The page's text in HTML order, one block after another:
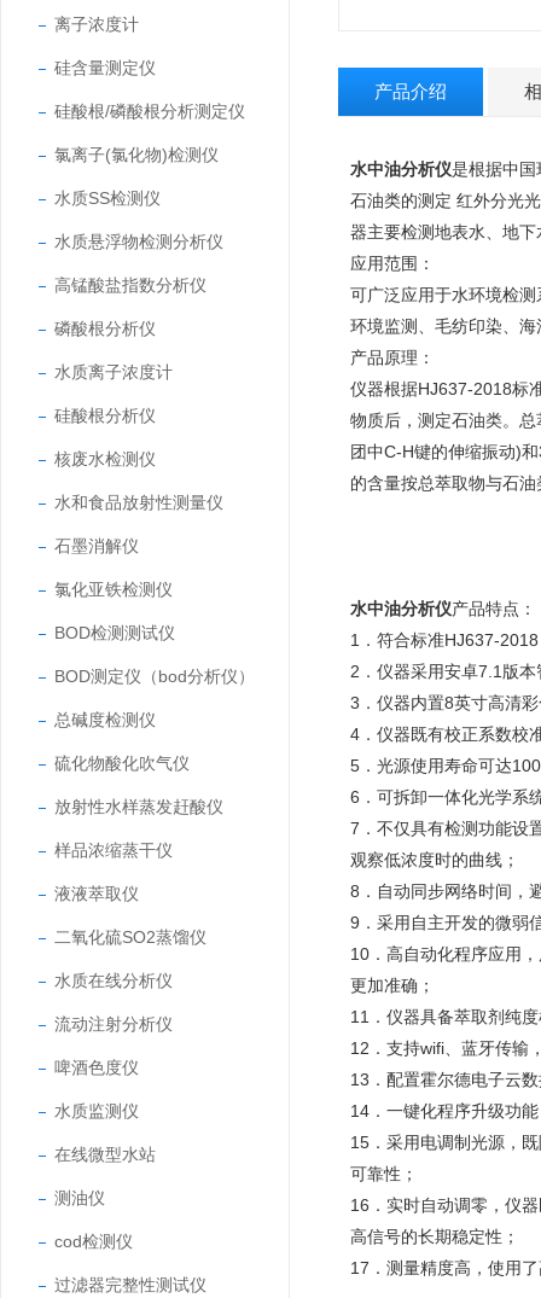
离子浓度计
硅含量测定仪
硅酸根/磷酸根分析测定仪
氯离子(氯化物)检测仪
水质SS检测仪
水质悬浮物检测分析仪
高锰酸盐指数分析仪
磷酸根分析仪
水质离子浓度计
硅酸根分析仪
核废水检测仪
水和食品放射性测量仪
石墨消解仪
氯化亚铁检测仪
BOD检测测试仪
BOD测定仪（bod分析仪）
总碱度检测仪
硫化物酸化吹气仪
放射性水样蒸发赶酸仪
样品浓缩蒸干仪
液液萃取仪
二氧化硫SO2蒸馏仪
水质在线分析仪
流动注射分析仪
啤酒色度仪
水质监测仪
在线微型水站
测油仪
cod检测仪
过滤器完整性测试仪
产品介绍
水中油分析仪是根据中
石油类的测定 红外分光
器主要检测地表水、地
应用范围：
可广泛应用于水环境检
环境监测、毛纺印染、
产品原理：
仪器根据HJ637-2018标
物质后，测定石油类。
团中C-H键的伸缩振动)
的含量按总萃取物与石
水中油分析仪产品特点：
1．符合标准HJ637-
2．仪器采用安卓7.1版
3．仪器内置8英寸高清
4．仪器既有校正系数校
5．光源使用寿命可达
6．可拆卸一体化光学系
7．不仅具有检测功能设
观察低浓度时的曲线；
8．自动同步网络时间，
9．采用自主开发的微弱
10．高自动化程序应用
更加准确；
11．仪器具备萃取剂纯
12．支持wifi、蓝牙传输
13．配置霍尔德电子云
14．一键化程序升级功
15．采用电调制光源，
可靠性；
16．实时自动调零，仪
高信号的长期稳定性；
17．测量精度高，使用